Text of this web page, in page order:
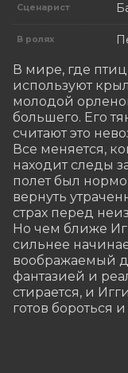
Сценарист
В ролях
В мире, где
используют
молодой
большего. Его
считают это
Все меняется,
находит следы
полет был
вернуть
страх перед
Но чем ближе
сильнее
воображаемый
фантазией и
стирается, и
готов бороться и